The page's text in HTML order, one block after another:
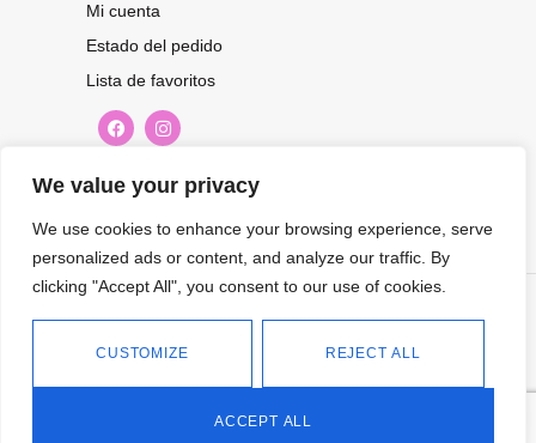
We value your privacy
We use cookies to enhance your browsing experience, serve
personalized ads or content, and analyze our traffic. By
clicking "Accept All", you consent to our use of cookies.
CUSTOMIZE REJECT ALL
ACCEPT ALL
Mi cuenta
Estado del pedido
Lista de favoritos
OFERTAS...
Suscríbete a nuestra newsletter
2026.
Complementos
Política de
privacidad
Política de cookies